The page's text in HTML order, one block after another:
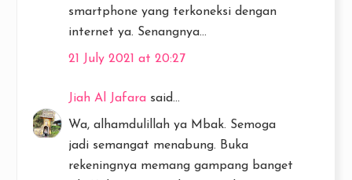
smartphone yang terkoneksi dengan
internet ya. Senangnya...
21 July 2021 at 20:27
Jiah Al Jafara said...
Wa, alhamdulillah ya Mbak. Semoga
jadi semangat menabung. Buka
rekeningnya memang gampang banget